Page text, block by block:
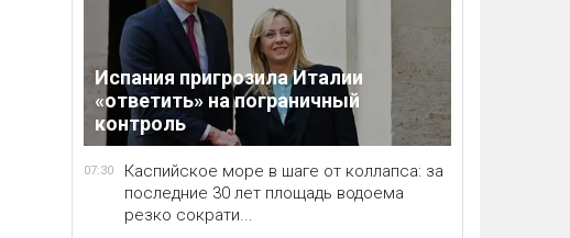
Испания пригрозила Италии
«ответить» на пограничный
контроль
07:30
Каспийское море в шаге от коллапса: за
последние 30 лет площадь водоема
резко сократи...